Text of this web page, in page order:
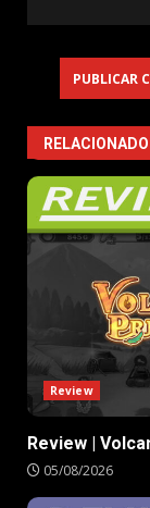
RELACIONADO
Review
Review |
05/08/2026